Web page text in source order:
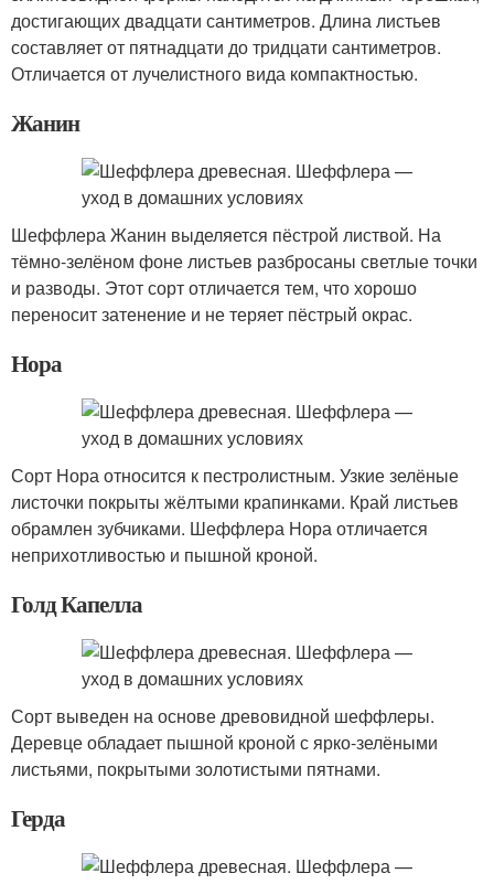
достигающих двадцати сантиметров. Длина листьев
составляет от пятнадцати до тридцати сантиметров.
Отличается от лучелистного вида компактностью.
Жанин
Шеффлера Жанин выделяется пёстрой листвой. На
тёмно-зелёном фоне листьев разбросаны светлые точки
и разводы. Этот сорт отличается тем, что хорошо
переносит затенение и не теряет пёстрый окрас.
Нора
Сорт Нора относится к пестролистным. Узкие зелёные
листочки покрыты жёлтыми крапинками. Край листьев
обрамлен зубчиками. Шеффлера Нора отличается
неприхотливостью и пышной кроной.
Голд Капелла
Сорт выведен на основе древовидной шеффлеры.
Деревце обладает пышной кроной с ярко-зелёными
листьями, покрытыми золотистыми пятнами.
Герда